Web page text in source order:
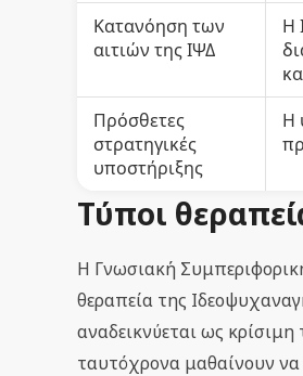
Κατανόηση των
αιτιών της ΙΨΔ
Η
Πρόσθετες
στρατηγικές
υποστήριξης
Η
Τύποι
Η Γνωσιακή
θεραπεία της
αναδεικνύεται ως
ταυτόχρονα μαθαίνουν